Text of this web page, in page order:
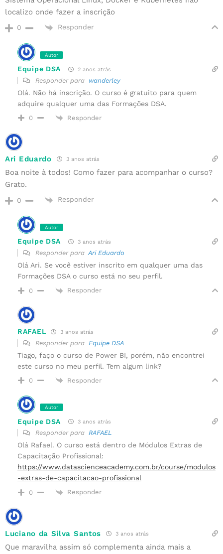
localizo onde fazer a inscrição
0 Responder
Autor
Equipe DSA 2 anos atrás
Responder para wanderley
Olá. Não há inscrição. O curso é gratuito para quem
adquire qualquer uma das Formações DSA.
0 Responder
Ari Eduardo 3 anos atrás
Boa noite à todos! Como fazer para acompanhar o curso?
Grato.
0 Responder
Autor
Equipe DSA 3 anos atrás
Responder para Ari Eduardo
Olá Ari. Se você estiver inscrito em qualquer uma das
Formações DSA o curso está no seu perfil.
0 Responder
RAFAEL 3 anos atrás
Responder para Equipe DSA
Tiago, faço o curso de Power BI, porém, não encontrei
este curso no meu perfil. Tem algum link?
0 Responder
Autor
Equipe DSA 3 anos atrás
Responder para RAFAEL
Olá Rafael. O curso está dentro de Módulos Extras de
Capacitação Profissional:
https://www.datascienceacademy.com.br/course/modulos
-extras-de-capacitacao-profissional
0 Responder
Luciano da Silva Santos 3 anos atrás
Que maravilha assim só complementa ainda mais a